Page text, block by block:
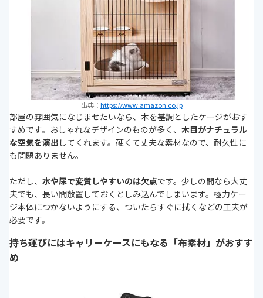
出典： https://www.amazon.co.jp
部屋の雰囲気になじませたいなら、木を基調としたケージがおす
すめです。おしゃれなデザインのものが多く、 木目がナチュラル
な空気を演出 してくれます。硬くて丈夫な素材なので、耐久性に
も問題ありません。
ただし、 水や尿で変質しやすいのは欠点です。少しの間なら大丈
夫でも、長い間放置しておくとしみ込んでしまいます。極力ケー
ジ本体につかないようにする、ついたらすぐに拭くなどの工夫が
必要です。
持ち運びにはキャリーケースにもなる「布素材」がおすす
め